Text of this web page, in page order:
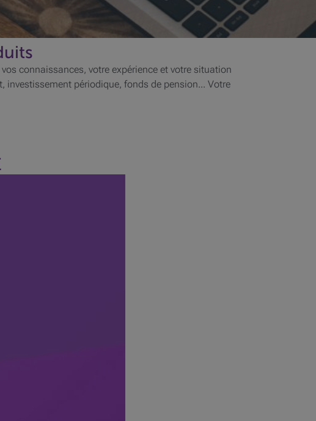
connaissances, votre expérience et votre situation
investissement périodique, fonds de pension... Votre